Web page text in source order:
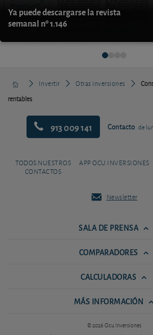
Ya puede descargarse la revista
semanal nº 1.146
Invertir Otras inversiones
rentables
913 009 141 Contacto de
TODOS NUESTROS
CONTACTOS
APP OCU INVERSIONES
Newsletter
SALA DE PRENSA
COMPARADORES
CALCULADORAS
MÁS INFORMACIÓN
© 2026 Ocu Inversiones